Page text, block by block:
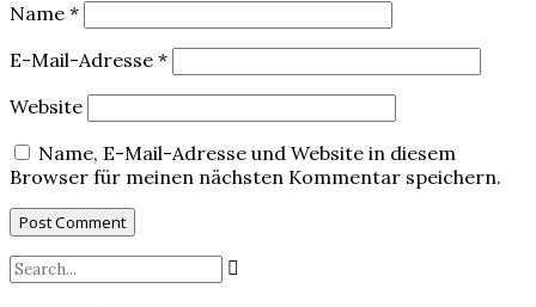
Name *
E-Mail-Adresse *
Website
Name, E-Mail-Adresse und Website in diesem
Browser für meinen nächsten Kommentar speichern.